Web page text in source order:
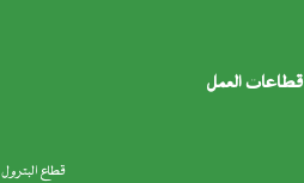
قطاعات العمل
قطاع البترول